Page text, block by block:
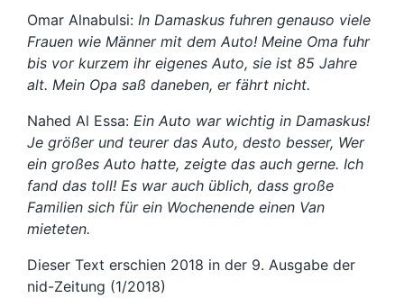
Omar Alnabulsi: In Damaskus fuhren genauso viele
Frauen wie Männer mit dem Auto! Meine Oma fuhr
bis vor kurzem ihr eigenes Auto, sie ist 85 Jahre
alt. Mein Opa saß daneben, er fährt nicht.
Nahed Al Essa: Ein Auto war wichtig in Damaskus!
Je größer und teurer das Auto, desto besser, Wer
ein großes Auto hatte, zeigte das auch gerne. Ich
fand das toll! Es war auch üblich, dass große
Familien sich für ein Wochenende einen Van
mieteten.
Dieser Text erschien 2018 in der 9. Ausgabe der
nid-Zeitung (1/2018)